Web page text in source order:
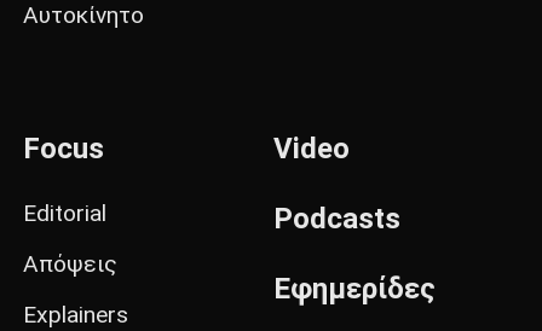
Αυτοκίνητο
Focus
Editorial
Απόψεις
Explainers
Video
Podcasts
Εφημερίδες